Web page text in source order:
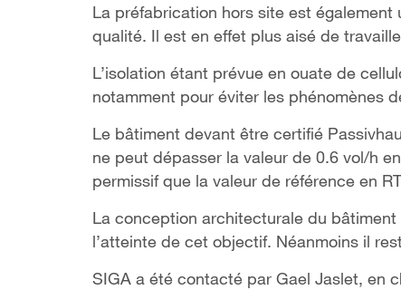
La préfabrication hors site est également
qualité. Il est en effet plus aisé de
L’isolation étant prévue en ouate de
notamment pour éviter les phénomènes
Le bâtiment devant être certifié
ne peut dépasser la valeur de 0.6 vol/h
permissif que la valeur de référence en
La conception architecturale du
l’atteinte de cet objectif. Néanmoins il
SIGA a été contacté par Gael Jaslet, en